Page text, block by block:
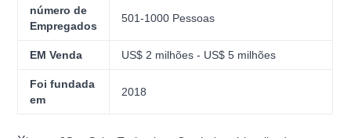
número de
Empregados
501-1000 Pessoas
EM Venda US$ 2 milhões - US$ 5 milhões
Foi fundada
em
2018